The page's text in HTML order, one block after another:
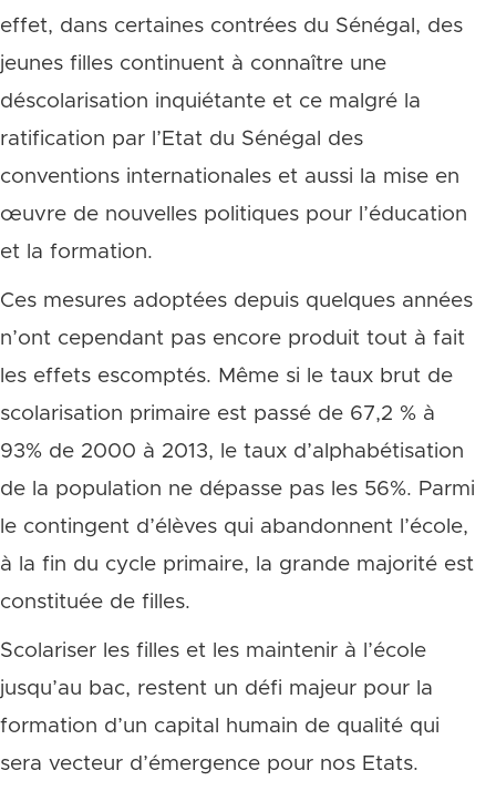
effet, dans certaines contrées du Sénégal, des
jeunes filles continuent à connaître une
déscolarisation inquiétante et ce malgré la
ratification par l’Etat du Sénégal des
conventions internationales et aussi la mise en
œuvre de nouvelles politiques pour l’éducation
et la formation.
Ces mesures adoptées depuis quelques années
n’ont cependant pas encore produit tout à fait
les effets escomptés. Même si le taux brut de
scolarisation primaire est passé de 67,2 % à
93% de 2000 à 2013, le taux d’alphabétisation
de la population ne dépasse pas les 56%. Parmi
le contingent d’élèves qui abandonnent l’école,
à la fin du cycle primaire, la grande majorité est
constituée de filles.
Scolariser les filles et les maintenir à l’école
jusqu’au bac, restent un défi majeur pour la
formation d’un capital humain de qualité qui
sera vecteur d’émergence pour nos Etats.